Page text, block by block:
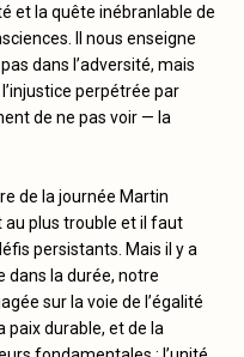
et la quête inébranlable de
Il nous enseigne
dans l’adversité, mais
perpétrée par
de ne pas voir — la
de la journée Martin
au plus trouble et il faut
persistants. Mais il y a
dans la durée, notre
sur la voie de l’égalité
paix durable, et de la